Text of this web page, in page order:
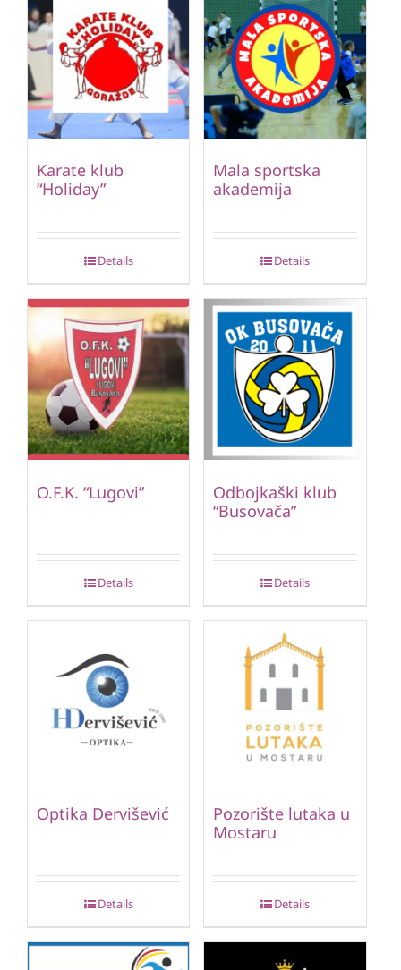
Karate klub
“Holiday”
Details
Mala sportska
akademija
Details
O.F.K. “Lugovi”
Details
Odbojkaški klub
“Busovača”
Details
Optika Dervišević
Details
Pozorište lutaka u
Mostaru
Details